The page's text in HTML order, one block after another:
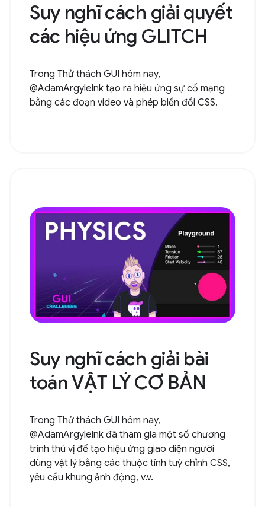
Suy nghĩ cách giải quyết
các hiệu ứng GLITCH
Trong Thử thách GUI hôm nay,
@AdamArgyleInk tạo ra hiệu ứng sự cố mạng
bằng các đoạn video và phép biến đổi CSS.
Suy nghĩ cách giải bài
toán VẬT LÝ CƠ BẢN
Trong Thử thách GUI hôm nay,
@AdamArgyleInk đã tham gia một số chương
trình thú vị để tạo hiệu ứng giao diện người
dùng vật lý bằng các thuộc tính tuỳ chỉnh CSS,
yêu cầu khung ảnh động, v.v.